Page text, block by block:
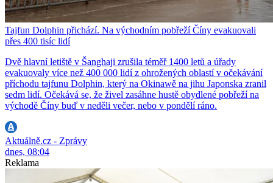
Tajfun Dolphin přichází. Na východním pobřeží Číny evakuovali
přes 400 tisíc lidí
Dvě hlavní letiště v Šanghaji zrušila téměř 1400 letů a úřady
evakuovaly více než 400 000 lidí z ohrožených oblastí v očekávání
příchodu tajfunu Dolphin, který na Okinawě na jihu Japonska zranil
sedm lidí. Očekává se, že živel zasáhne hustě obydlené pobřeží na
východě Číny buď v neděli večer, nebo v pondělí ráno.
Aktuálně.cz - Zprávy
dnes, 08:04
Reklama